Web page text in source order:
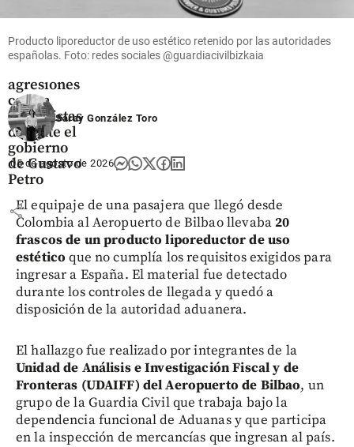
La FLIP
reportó
más de
agresiones
contra
periodistas
durante el
gobierno
de Gustavo
Petro
share
Producto liporeductor de uso estético retenido por las autoridades
españolas. Foto: redes sociales @guardiacivilbizkaia
Saray González Toro
05 de agosto de 2026
El equipaje de una pasajera que llegó desde
Colombia al Aeropuerto de Bilbao llevaba20
frascos de un producto liporeductor de uso
estético que no cumplía los requisitos exigidos para
ingresar a España. El material fue detectado
durante los controles de llegada y quedó a
disposición de la autoridad aduanera.
El hallazgo fue realizado por integrantes de la
Unidad de Análisis e Investigación Fiscal y de
Fronteras (UDAIFF) del Aeropuerto de Bilbao, un
grupo de la Guardia Civil que trabaja bajo la
dependencia funcional de Aduanas y que participa
en la inspección de mercancías que ingresan al país.